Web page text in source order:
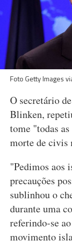
Foto Getty Images
O secretário
Blinken,
tome "todas
morte de civis
"Pedimos aos
precauções
sublinhou o
durante uma
referindo-se
movimento